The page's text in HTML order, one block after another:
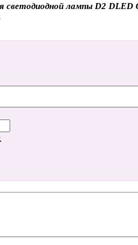
светодиодной лампы D2